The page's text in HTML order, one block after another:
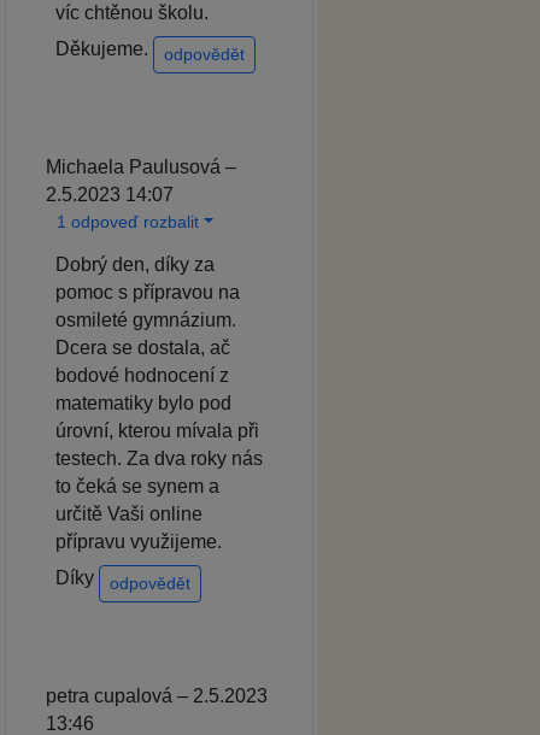
víc chtěnou školu.
Děkujeme.
odpovědět
Michaela Paulusová –
2.5.2023 14:07
1 odpoveď rozbalit
Dobrý den, díky za
pomoc s přípravou na
osmileté gymnázium.
Dcera se dostala, ač
bodové hodnocení z
matematiky bylo pod
úrovní, kterou mívala při
testech. Za dva roky nás
to čeká se synem a
určitě Vaši online
přípravu využijeme.
Díky
odpovědět
petra cupalová – 2.5.2023
13:46